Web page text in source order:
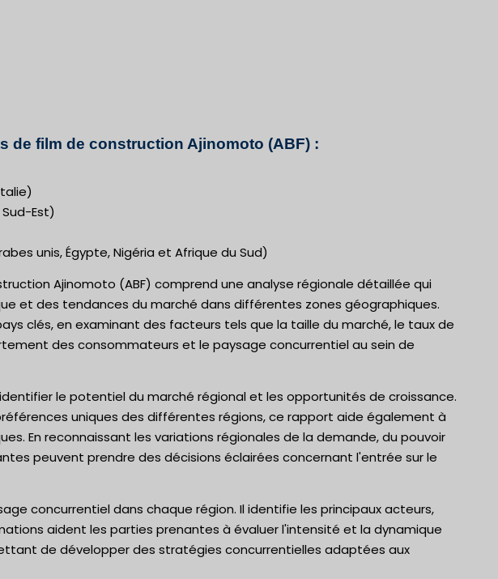
de film de construction Ajinomoto (ABF) :
Est)
unis, Égypte, Nigéria et Afrique du Sud)
Ajinomoto (ABF) comprend une analyse régionale détaillée qui
et des tendances du marché dans différentes zones géographiques.
clés, en examinant des facteurs tels que la taille du marché, le taux de
des consommateurs et le paysage concurrentiel au sein de
le potentiel du marché régional et les opportunités de croissance.
uniques des différentes régions, ce rapport aide également à
En reconnaissant les variations régionales de la demande, du pouvoir
peuvent prendre des décisions éclairées concernant l'entrée sur le
concurrentiel dans chaque région. Il identifie les principaux acteurs,
aident les parties prenantes à évaluer l'intensité et la dynamique
de développer des stratégies concurrentielles adaptées aux